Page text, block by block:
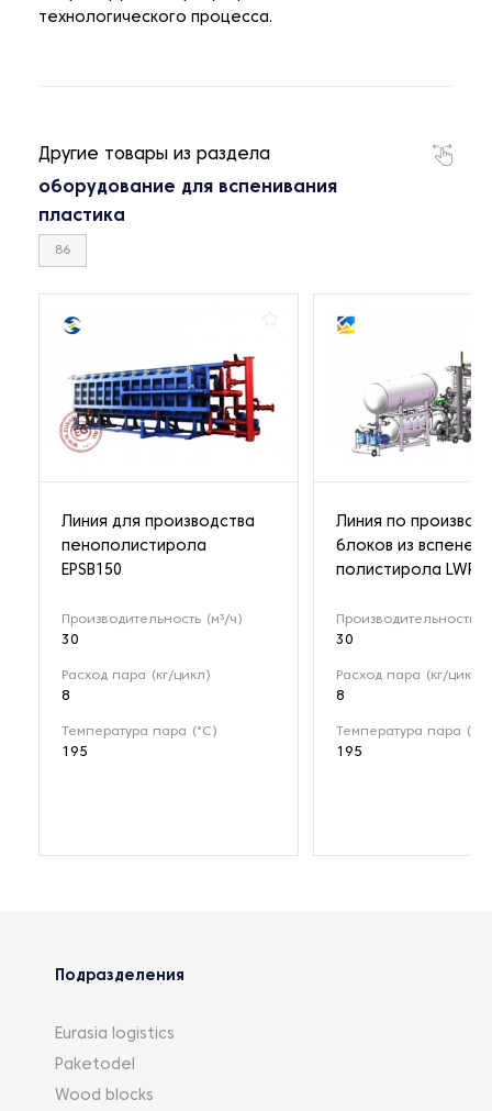
технологического процесса.
Другие товары из раздела
оборудование для вспенивания
пластика
86
Линия для производства
пенополистирола
EPSB150
Производительность (м³/ч)
30
Расход пара (кг/цикл)
8
Температура пара (°C)
195
Линия по
блоков из
полистирола LWP-
Производительность
30
Расход пара (кг/цикл)
8
Температура пара (°C)
195
Подразделения
Eurasia logistics
Paketodel
Wood blocks